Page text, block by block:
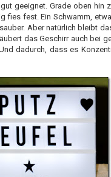
geeignet. Grade oben hin
fies fest. Ein Schwamm,
Aber natürlich bleibt
das Geschirr auch bei
dadurch, dass es